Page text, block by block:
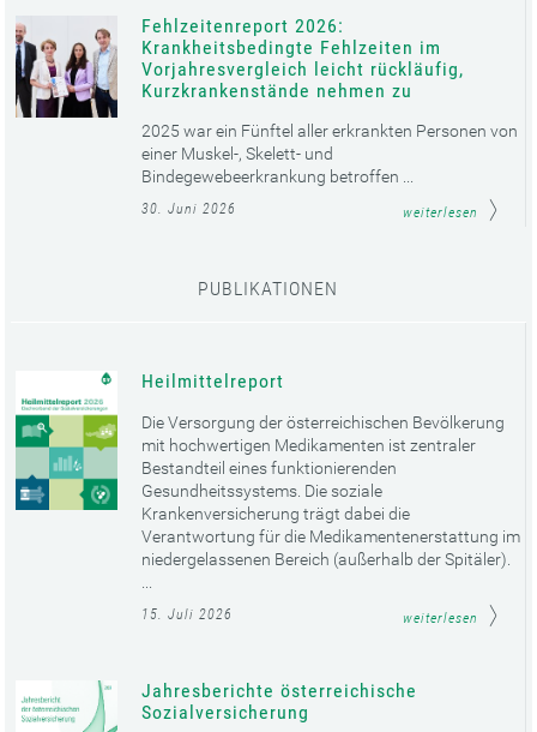
Fehlzeitenreport 2026:
Krankheitsbedingte Fehlzeiten im
Vorjahresvergleich leicht rückläufig,
Kurzkrankenstände nehmen zu
2025 war ein Fünftel aller erkrankten Personen von
einer Muskel-, Skelett- und
Bindegewebeerkrankung betroffen ...
30. Juni 2026 weiterlesen
PUBLIKATIONEN
Heilmittelreport
Die Versorgung der österreichischen Bevölkerung
mit hochwertigen Medikamenten ist zentraler
Bestandteil eines funktionierenden
Gesundheitssystems. Die soziale
Krankenversicherung trägt dabei die
Verantwortung für die Medikamentenerstattung im
niedergelassenen Bereich (außerhalb der Spitäler).
15. Juli 2026 weiterlesen
Jahresberichte österreichische
Sozialversicherung